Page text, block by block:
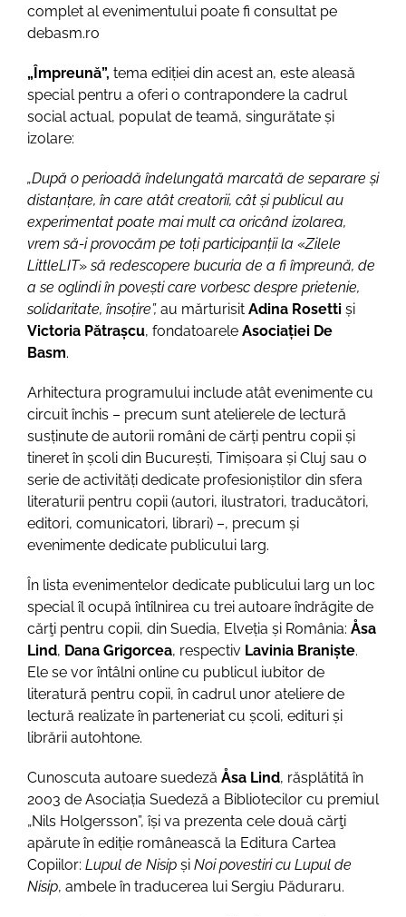
complet al evenimentului poate fi consultat pe
debasm.ro
„Împreună”, tema ediției din acest an, este aleasă
special pentru a oferi o contrapondere la cadrul
social actual, populat de teamă, singurătate și
izolare:
„După o perioadă îndelungată marcată de separare și
distanțare, în care atât creatorii, cât și publicul au
experimentat poate mai mult ca oricând izolarea,
vrem să-i provocăm pe toți participanții la «Zilele
LittleLIT»să redescopere bucuria de a fi împreună, de
a se oglindi în povești care vorbesc despre prietenie,
solidaritate, însoțire”, au mărturisit Adina Rosetti și
Victoria Pătrașcu, fondatoarele Asociației De
Basm.
Arhitectura programului include atât evenimente cu
circuit închis – precum sunt atelierele de lectură
susținute de autorii români de cărți pentru copii și
tineret în școli din București, Timișoara și Cluj sau o
serie de activități dedicate profesioniștilor din sfera
literaturii pentru copii (autori, ilustratori, traducători,
editori, comunicatori, librari) –, precum și
evenimente dedicate publicului larg.
În lista evenimentelor dedicate publicului larg un loc
special îl ocupă întîlnirea cu trei autoare îndrăgite de
cărţi pentru copii, din Suedia, Elveția și România: Åsa
Lind, Dana Grigorcea, respectiv Lavinia Braniște.
Ele se vor întâlni online cu publicul iubitor de
literatură pentru copii, în cadrul unor ateliere de
lectură realizate în parteneriat cu școli, edituri și
librării autohtone.
Cunoscuta autoare suedeză Åsa Lind, răsplătită în
2003 de Asociația Suedeză a Bibliotecilor cu premiul
„Nils Holgersson”, își va prezenta cele două cărţi
apărute în ediție românească la Editura Cartea
Copiilor: Lupul de Nisip și Noi povestiri cu Lupul de
Nisip, ambele în traducerea lui Sergiu Păduraru.